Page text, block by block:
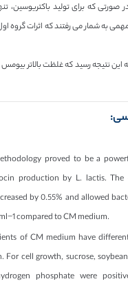
صورتی که برای تولید باکتریوسین،
به شمار می رفتند که اثرات گروه
نتیجه رسید که غلظت بالاتر بیومس
proved to be a
production by L. lactis. The
by 0.55% and allowed
compared to CM medium.
of CM medium have
For cell growth, sucrose,
phosphate were